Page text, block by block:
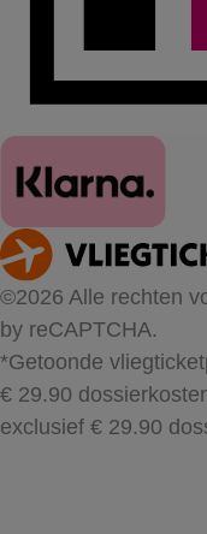
©2026 Alle rechten
by reCAPTCHA.
*Getoonde
€ 29.90
exclusief € 29.90